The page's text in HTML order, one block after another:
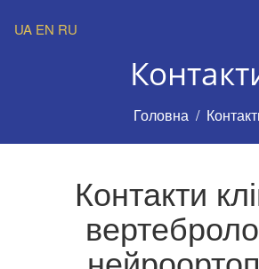
UA EN RU
Головна
Контакти